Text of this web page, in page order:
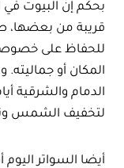
بحكم إن البيوت في
قريبة من بعضها،
للحفاظ على
المكان أو جماليته.
الدمام والشرقية
لتخفيف الشمس
أيضا السواتر